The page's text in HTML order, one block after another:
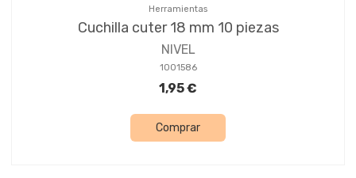
Herramientas
Cuchilla cuter 18 mm 10 piezas
NIVEL
1001586
1,95 €
Comprar